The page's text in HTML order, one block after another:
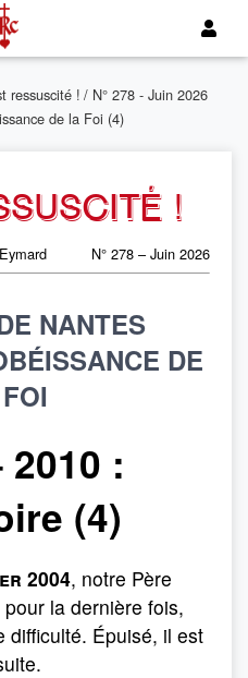
ressuscité ! / N° 278 - Juin 2026
de la Foi (4)
!
N° 278 – Juin 2026
NANTES
DE
2010 :
(4)
2004, notre Père
la dernière fois,
difficulté. Épuisé, il est